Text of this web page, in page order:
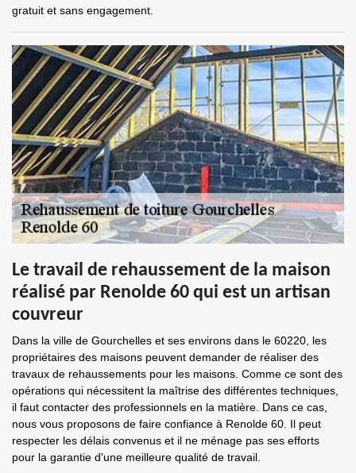
gratuit et sans engagement.
Le travail de rehaussement de la maison
réalisé par Renolde 60 qui est un artisan
couvreur
Dans la ville de Gourchelles et ses environs dans le 60220, les
propriétaires des maisons peuvent demander de réaliser des
travaux de rehaussements pour les maisons. Comme ce sont des
opérations qui nécessitent la maîtrise des différentes techniques,
il faut contacter des professionnels en la matière. Dans ce cas,
nous vous proposons de faire confiance à Renolde 60. Il peut
respecter les délais convenus et il ne ménage pas ses efforts
pour la garantie d'une meilleure qualité de travail.